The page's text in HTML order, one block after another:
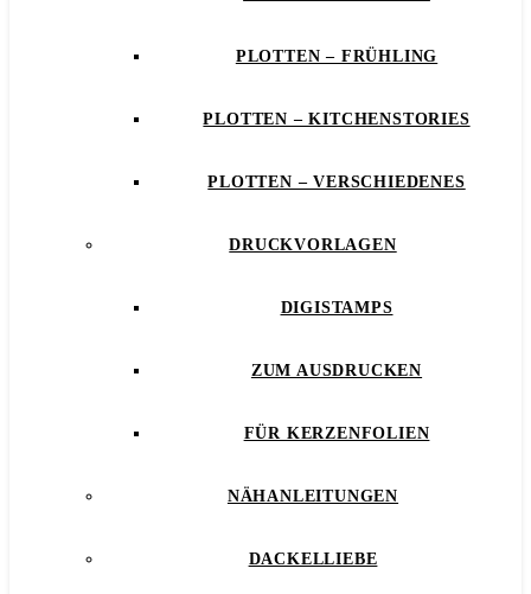
PLOTTEN – FRÜHLING
PLOTTEN – KITCHENSTORIES
PLOTTEN – VERSCHIEDENES
DRUCKVORLAGEN
DIGISTAMPS
ZUM AUSDRUCKEN
FÜR KERZENFOLIEN
NÄHANLEITUNGEN
DACKELLIEBE